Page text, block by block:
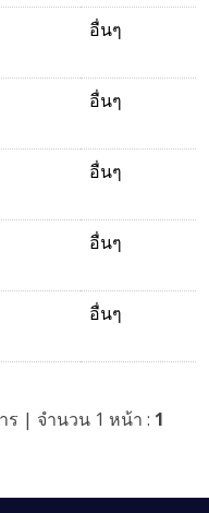
อื่นๆ
อื่นๆ
อื่นๆ
อื่นๆ
อื่นๆ
ร | จำนวน 1 หน้า : 1